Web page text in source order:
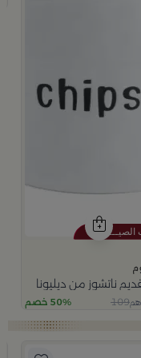
ناتشوز من ديليونا
109 50% خصم